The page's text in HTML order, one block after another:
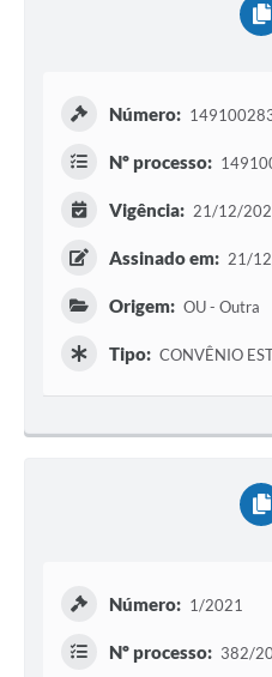
Número:
Nº processo:
Vigência: 21/12/
Assinado em: 21/
Origem: OU - Outra
Tipo: CONVÊNIO
Número: 1/2021
Nº processo: 382/